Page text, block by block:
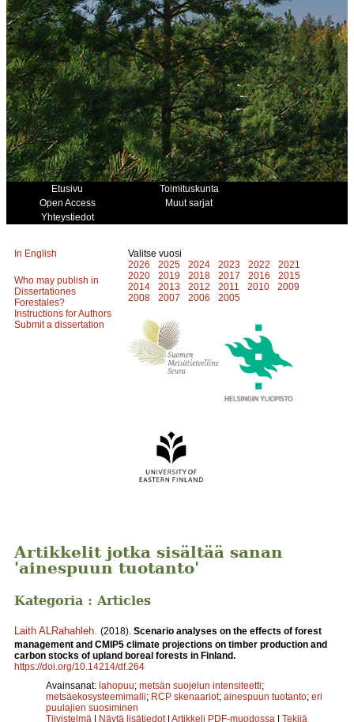
Etusivu
Toimituskunta
Open Access
Muut sarjat
Yhteystiedot
In English
Who may publish in
Dissertationes
Forestales?
Instructions for Authors
Submit a dissertation
Valitse vuosi
2026
2025 2024 2023 2022
2021
2020
2019 2018 2017 2016
2015
2014
2013 2012 2011 2010
2009
2008
2007 2006 2005
Artikkelit jotka sisältää sanan
'ainespuun tuotanto'
Kategoria : Articles
Laith ALRahahleh (2018). Scenario analyses on the effects of forest
management and CMIP5 climate projections on timber production and
carbon stocks of upland boreal forests in Finland.
https://doi.org/10.14214/df.264
Avainsanat: lahopuu; metsän suojelun intensiteetti;
metsäekosysteemimalli; RCP skenaariot; ainespuun tuotanto; eri
puulajien suosiminen
Tiivistelmä | Näytä lisätiedot | Artikkeli PDF-muodossa | Tekijä